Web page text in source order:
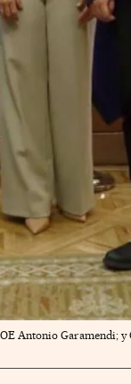
Antonio Garamendi;